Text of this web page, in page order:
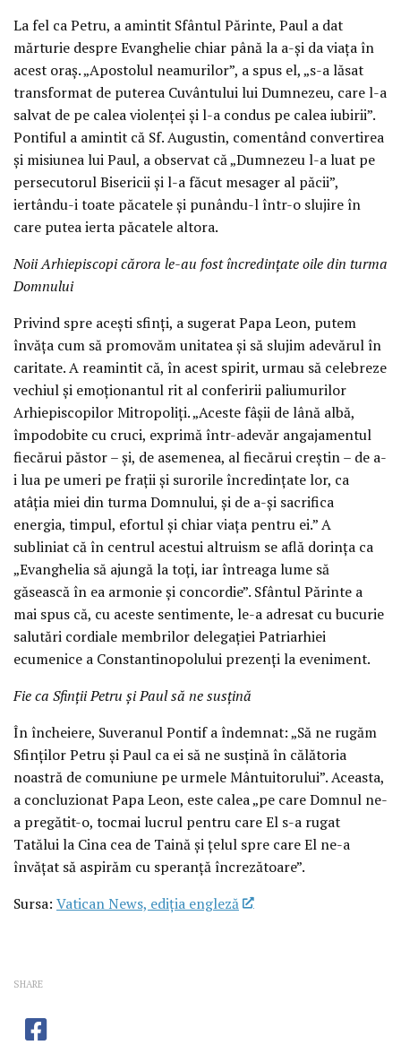
La fel ca Petru, a amintit Sfântul Părinte, Paul a dat
mărturie despre Evanghelie chiar până la a-și da viața în
acest oraș. „Apostolul neamurilor”, a spus el, „s-a lăsat
transformat de puterea Cuvântului lui Dumnezeu, care l-a
salvat de pe calea violenței și l-a condus pe calea iubirii”.
Pontiful a amintit că Sf. Augustin, comentând convertirea
și misiunea lui Paul, a observat că „Dumnezeu l-a luat pe
persecutorul Bisericii și l-a făcut mesager al păcii”,
iertându-i toate păcatele și punându-l într-o slujire în
care putea ierta păcatele altora.
Noii Arhiepiscopi cărora le-au fost încredințate oile din turma
Domnului
Privind spre acești sfinți, a sugerat Papa Leon, putem
învăța cum să promovăm unitatea și să slujim adevărul în
caritate. A reamintit că, în acest spirit, urmau să celebreze
vechiul și emoționantul rit al conferirii paliumurilor
Arhiepiscopilor Mitropoliți. „Aceste fâșii de lână albă,
împodobite cu cruci, exprimă într-adevăr angajamentul
fiecărui păstor – și, de asemenea, al fiecărui creștin – de a-
i lua pe umeri pe frații și surorile încredințate lor, ca
atâția miei din turma Domnului, și de a-și sacrifica
energia, timpul, efortul și chiar viața pentru ei.” A
subliniat că în centrul acestui altruism se află dorința ca
„Evanghelia să ajungă la toți, iar întreaga lume să
găsească în ea armonie și concordie”. Sfântul Părinte a
mai spus că, cu aceste sentimente, le-a adresat cu bucurie
salutări cordiale membrilor delegației Patriarhiei
ecumenice a Constantinopolului prezenți la eveniment.
Fie ca Sfinții Petru și Paul să ne susțină
În încheiere, Suveranul Pontif a îndemnat: „Să ne rugăm
Sfinților Petru și Paul ca ei să ne susțină în călătoria
noastră de comuniune pe urmele Mântuitorului”. Aceasta,
a concluzionat Papa Leon, este calea „pe care Domnul ne-
a pregătit-o, tocmai lucrul pentru care El s-a rugat
Tatălui la Cina cea de Taină și țelul spre care El ne-a
învățat să aspirăm cu speranță încrezătoare”.
Sursa: Vatican News, ediția engleză
SHARE